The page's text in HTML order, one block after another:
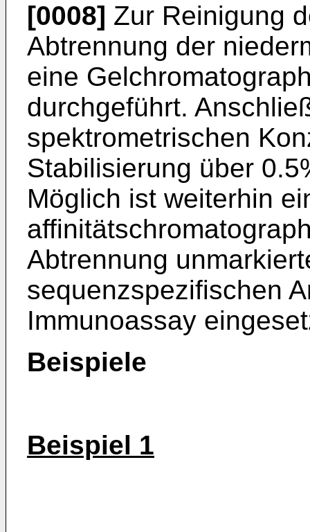
[0008] Zur Reinigung
Abtrennung der
eine
durchgeführt.
spektrometrischen
Stabilisierung über
Möglich ist weiterhin
Abtrennung
sequenzspezifischen
Immunoassay
Beispiele
Beispiel 1